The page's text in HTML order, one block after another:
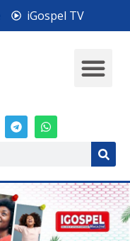
iGospel TV